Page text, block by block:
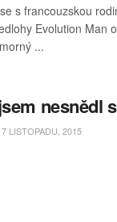
s francouzskou
Evolution Man
...
nesnědl
7 LISTOPADU, 2015